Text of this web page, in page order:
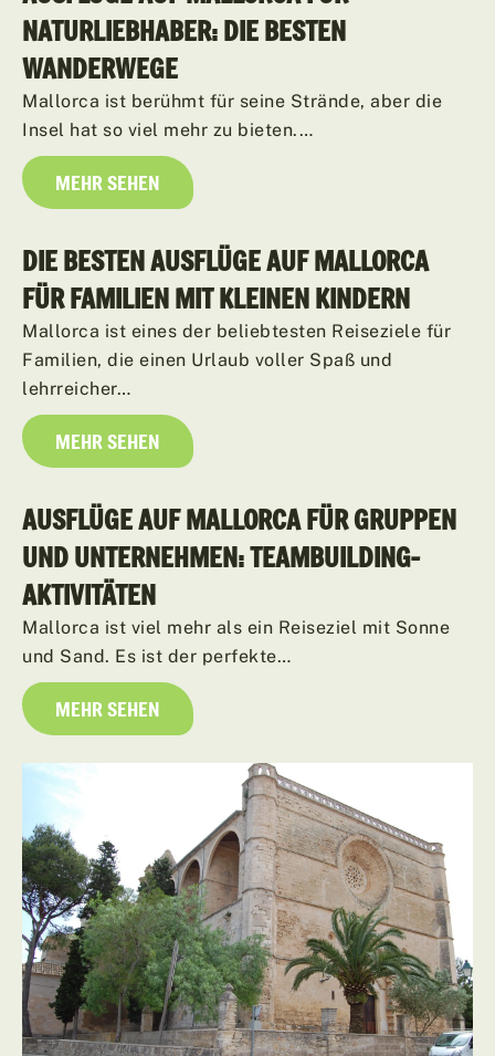
NATURLIEBHABER: DIE BESTEN
WANDERWEGE
Mallorca ist berühmt für seine Strände, aber die
Insel hat so viel mehr zu bieten.…
MEHR SEHEN
DIE BESTEN AUSFLÜGE AUF MALLORCA
FÜR FAMILIEN MIT KLEINEN KINDERN
Mallorca ist eines der beliebtesten Reiseziele für
Familien, die einen Urlaub voller Spaß und
lehrreicher…
MEHR SEHEN
AUSFLÜGE AUF MALLORCA FÜR GRUPPEN
UND UNTERNEHMEN: TEAMBUILDING-
AKTIVITÄTEN
Mallorca ist viel mehr als ein Reiseziel mit Sonne
und Sand. Es ist der perfekte…
MEHR SEHEN